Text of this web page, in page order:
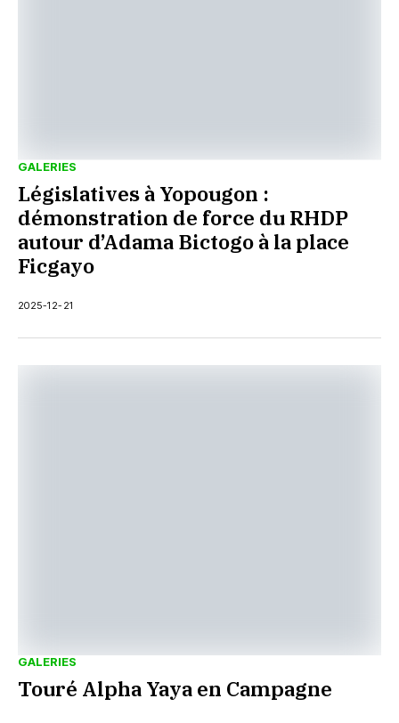
GALERIES
Législatives à Yopougon :
démonstration de force du RHDP
autour d’Adama Bictogo à la place
Ficgayo
2025-12-21
GALERIES
Touré Alpha Yaya en Campagne